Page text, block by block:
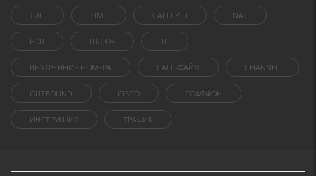
ТИП TIME CALLERID NAT
FOR ШЛЮЗ 1C
ВНУТРЕННИЕ НОМЕРА CALL-ФАЙЛ CHANNEL
OUTBOUND CISCO СОФТФОН
ИНСТРУКЦИЯ ТРАФИК